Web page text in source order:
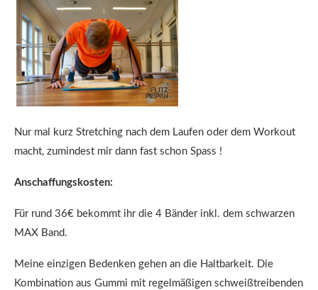
Nur mal kurz Stretching nach dem Laufen oder dem Workout
macht, zumindest mir dann fast schon Spass !
Anschaffungskosten:
Für rund 36€ bekommt ihr die 4 Bänder inkl. dem schwarzen
MAX Band.
Meine einzigen Bedenken gehen an die Haltbarkeit. Die
Kombination aus Gummi mit regelmäßigen schweißtreibenden